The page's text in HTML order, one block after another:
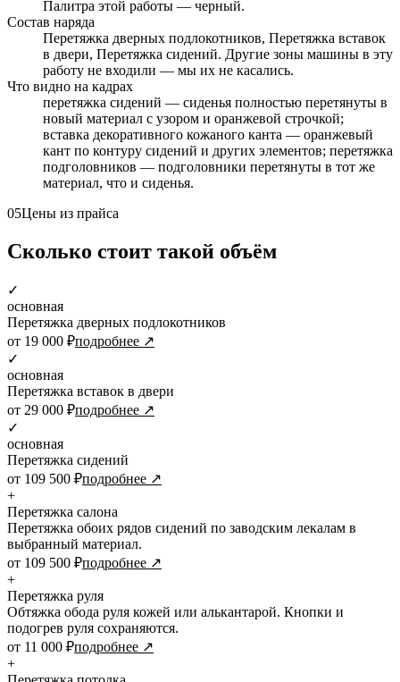
Палитра этой работы — черный.
Состав наряда
Перетяжка дверных подлокотников, Перетяжка вставок
в двери, Перетяжка сидений. Другие зоны машины в эту
работу не входили — мы их не касались.
Что видно на кадрах
перетяжка сидений — сиденья полностью перетянуты в
новый материал с узором и оранжевой строчкой;
вставка декоративного кожаного канта — оранжевый
кант по контуру сидений и других элементов; перетяжка
подголовников — подголовники перетянуты в тот же
материал, что и сиденья.
05Цены из прайса
Сколько стоит такой объём
✓
основная
Перетяжка дверных подлокотников
от 19 000 ₽подробнее ↗
✓
основная
Перетяжка вставок в двери
от 29 000 ₽подробнее ↗
✓
основная
Перетяжка сидений
от 109 500 ₽подробнее ↗
+
Перетяжка салона
Перетяжка обоих рядов сидений по заводским лекалам в
выбранный материал.
от 109 500 ₽подробнее ↗
+
Перетяжка руля
Обтяжка обода руля кожей или алькантарой. Кнопки и
подогрев руля сохраняются.
от 11 000 ₽подробнее ↗
+